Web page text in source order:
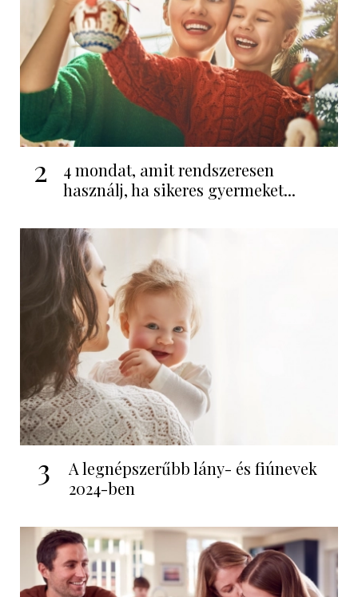
2
4 mondat, amit rendszeresen
használj, ha sikeres gyermeket...
3
A legnépszerűbb lány- és fiúnevek
2024-ben